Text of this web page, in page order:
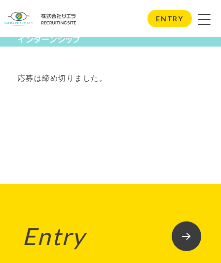
ENTRY
Internship
インターンシップ
応募は締め切りました。
Entry